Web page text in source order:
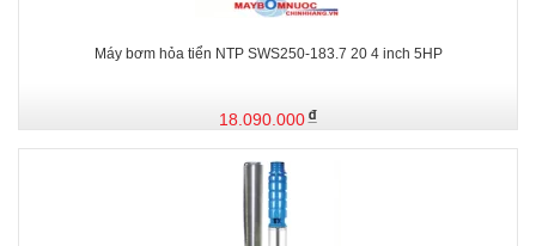
Máy bơm hỏa tiển NTP SWS250-183.7 20 4 inch 5HP
18.090.000